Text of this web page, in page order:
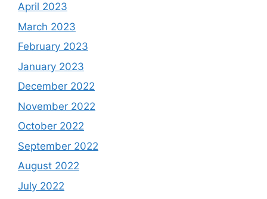
April 2023
March 2023
February 2023
January 2023
December 2022
November 2022
October 2022
September 2022
August 2022
July 2022